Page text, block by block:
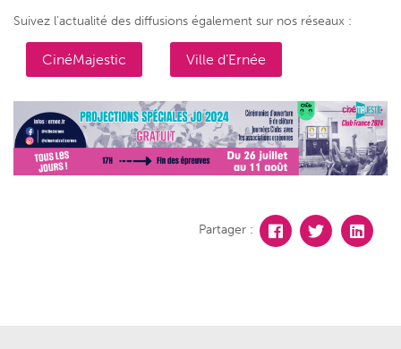
Suivez l’actualité des diffusions également sur nos réseaux :
CinéMajestic Ville d’Ernée
Partager :